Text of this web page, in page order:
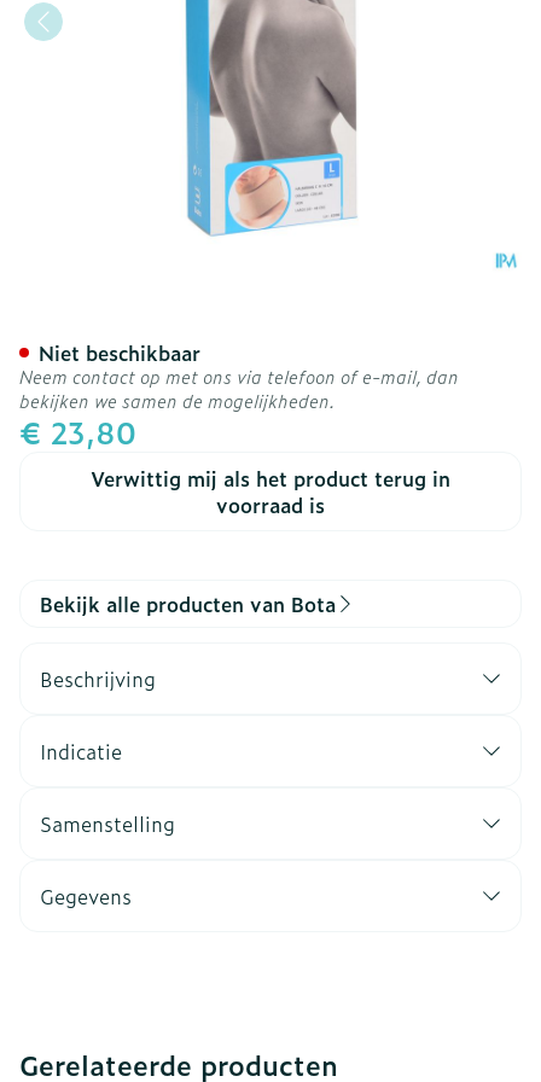
€ 23,80
Verwittig mij als het product terug in
voorraad is
Niet beschikbaar
Neem contact op met ons via telefoon of e-mail, dan
bekijken we samen de mogelijkheden.
Bekijk alle producten van Bota
Beschrijving
Indicatie
Samenstelling
Gegevens
Gerelateerde producten